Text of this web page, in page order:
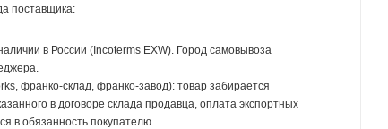
поставщика:
в России (Incoterms EXW). Город самовывоза
франко-склад, франко-завод): товар забирается
в договоре склада продавца, оплата экспортных
в обязанность покупателю